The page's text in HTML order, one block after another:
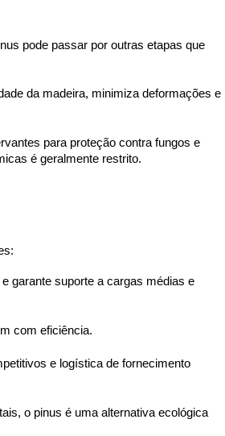
pode passar por outras etapas que
da madeira, minimiza deformações e
para proteção contra fungos e
é geralmente restrito.
garante suporte a cargas médias e
com eficiência.
e logística de fornecimento
o pinus é uma alternativa ecológica